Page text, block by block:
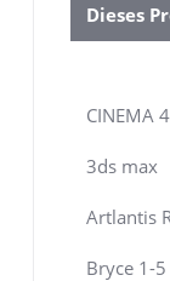
Dieses
CINEMA
3ds max
Artlantis
Bryce 1-5